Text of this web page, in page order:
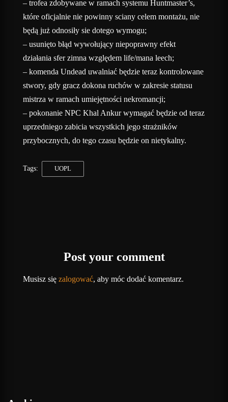
– trofea zdobywane w ramach systemu Huntmaster’s,
które oficjalnie nie powinny sciany celem montażu, nie
będą już odnosiły sie dotego wymogu;
– usunięto błąd wywołujący niepoprawny efekt
działania sfer zimna względem life/mana leech;
– komenda Undead uwalniać będzie teraz kontrolowane
stwory, gdy gracz dokona ruchów w zakresie statusu
mistrza w ramach umiejętności nekromancji;
– pokonanie NPC Khal Ankur wymagać będzie od teraz
uprzedniego zabicia wszystkich jego strażników
przybocznych, do tego czasu będzie on nietykalny.
Tags: UOPL
Post your comment
Musisz się zalogować, aby móc dodać komentarz.